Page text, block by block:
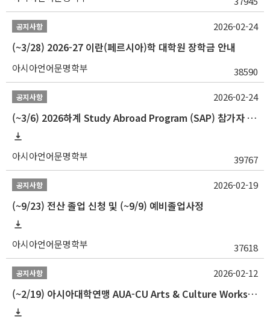
공지사항
(~3/28) 2026-27 이란(페르시아)학 대학원 장학금 안내
아시아언어문명학부 38590
2026-02-24
공지사항
(~3/6) 2026하계 Study Abroad Program (SAP) 참가자 모집 안내
아시아언어문명학부 39767
2026-02-24
공지사항
(~9/23) 전산 졸업 신청 및 (~9/9) 예비졸업사정
아시아언어문명학부 37618
2026-02-19
공지사항
(~2/19) 아시아대학연맹 AUA-CU Arts & Culture Workshop Camp 2026 참가자 선발 안내
2026-02-12